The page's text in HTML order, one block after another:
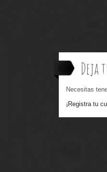
Deja
Necesitas
¡Registra tu